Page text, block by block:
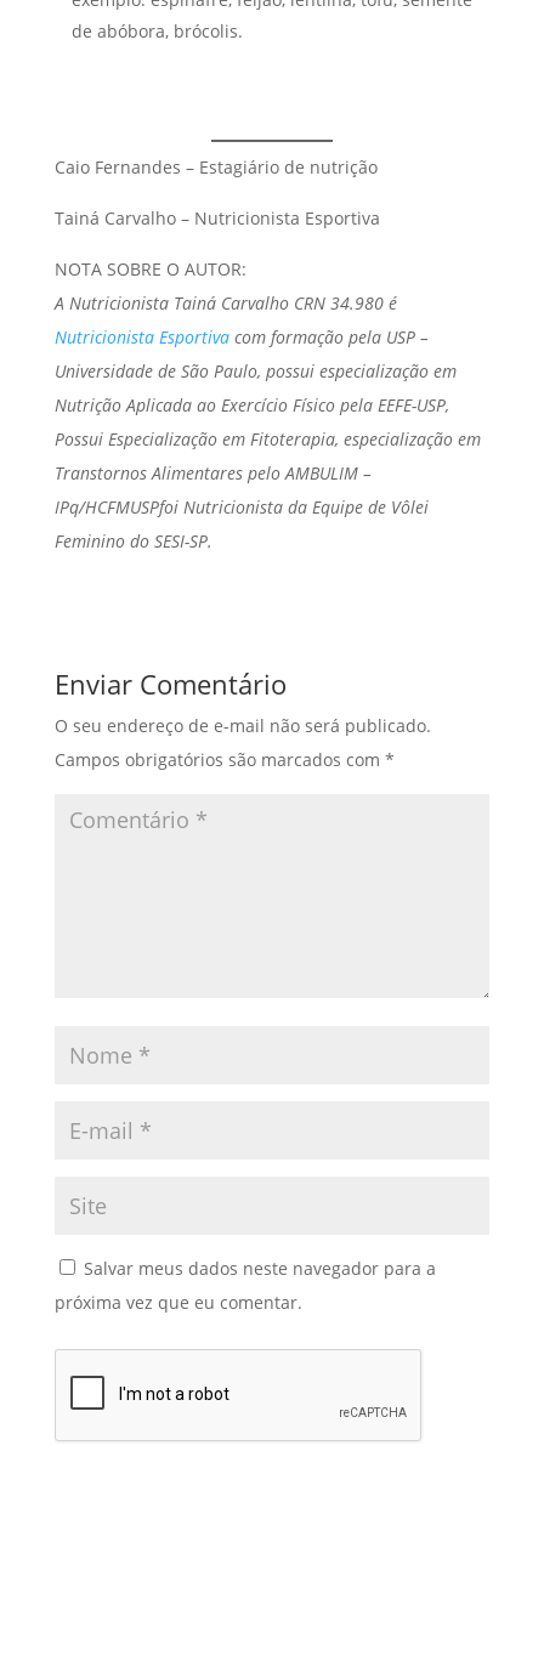
de abóbora, brócolis.
Caio Fernandes – Estagiário de nutrição
Tainá Carvalho – Nutricionista Esportiva
NOTA SOBRE O AUTOR:
A Nutricionista Tainá Carvalho CRN 34.980 é
Nutricionista Esportivacom formação pela USP –
Universidade de São Paulo, possui especialização em
Nutrição Aplicada ao Exercício Físico pela EEFE-USP,
Possui Especialização em Fitoterapia, especialização em
Transtornos Alimentares pelo AMBULIM –
IPq/HCFMUSPfoi Nutricionista da Equipe de Vôlei
Feminino do SESI-SP.
Enviar Comentário
O seu endereço de e-mail não será publicado.
Campos obrigatórios são marcados com *
Salvar meus dados neste navegador para a
próxima vez que eu comentar.